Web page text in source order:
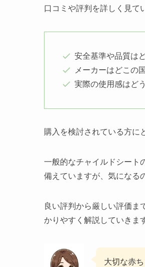
口コミや評判を詳しく見て
安全基準や品質は
メーカーはどこの
実際の使用感はど
購入を検討されている方に
一般的なチャイルドシート
備えていますが、気になる
良い評判から厳しい評価ま
かりやすく解説していきま
大切な赤